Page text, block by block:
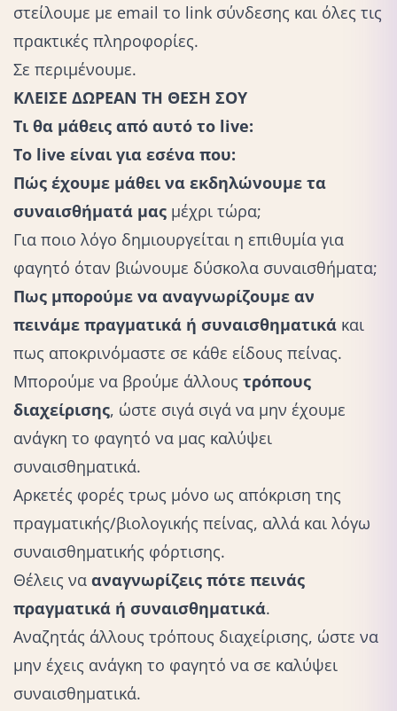
στείλουμε με email το link σύνδεσης και όλες τις
πρακτικές πληροφορίες.
Σε περιμένουμε.
ΚΛΕΙΣΕ ΔΩΡΕΑΝ ΤΗ ΘΕΣΗ ΣΟΥ
Τι θα μάθεις από αυτό το live:
Το live είναι για εσένα που:
Πώς έχουμε μάθει να εκδηλώνουμε τα
συναισθήματά μας μέχρι τώρα;
Για ποιο λόγο δημιουργείται η επιθυμία για
φαγητό όταν βιώνουμε δύσκολα συναισθήματα;
Πως μπορούμε να αναγνωρίζουμε αν
πεινάμε πραγματικά ή συναισθηματικά και
πως αποκρινόμαστε σε κάθε είδους πείνας.
Μπορούμε να βρούμε άλλους τρόπους
διαχείρισης, ώστε σιγά σιγά να μην έχουμε
ανάγκη το φαγητό να μας καλύψει
συναισθηματικά.
Αρκετές φορές τρως μόνο ως απόκριση της
πραγματικής/βιολογικής πείνας, αλλά και λόγω
συναισθηματικής φόρτισης.
Θέλεις να αναγνωρίζεις πότε πεινάς
πραγματικά ή συναισθηματικά.
Αναζητάς άλλους τρόπους διαχείρισης, ώστε να
μην έχεις ανάγκη το φαγητό να σε καλύψει
συναισθηματικά.